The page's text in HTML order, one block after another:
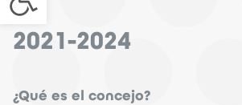
2021-2024
¿Qué es el concejo?